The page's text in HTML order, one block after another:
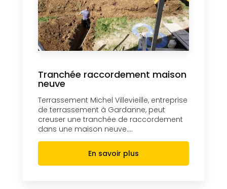
Tranchée raccordement maison
neuve
Terrassement Michel Villevieille, entreprise
de terrassement à Gardanne, peut
creuser une tranchée de raccordement
dans une maison neuve....
En savoir plus